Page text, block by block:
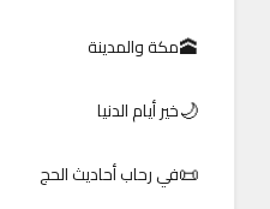
🕋مكة والمدينة
🌙خير أيام الدنيا
📜في رحاب أحاديث الحج